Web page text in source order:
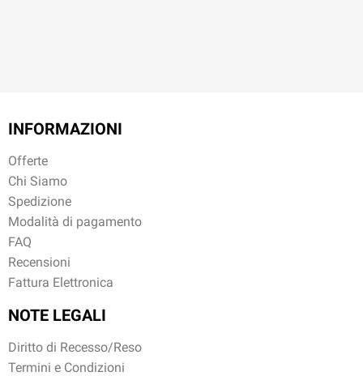
INFORMAZIONI
Offerte
Chi Siamo
Spedizione
Modalità di pagamento
FAQ
Recensioni
Fattura Elettronica
NOTE LEGALI
Diritto di Recesso/Reso
Termini e Condizioni